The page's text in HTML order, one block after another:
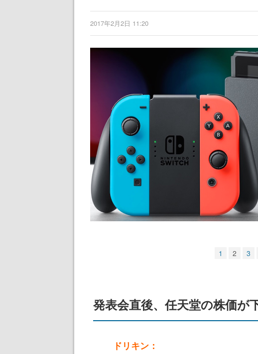
2017年2月2日 11:20
1 2 3
発表会直後、任天堂の株価が
ドリキン：